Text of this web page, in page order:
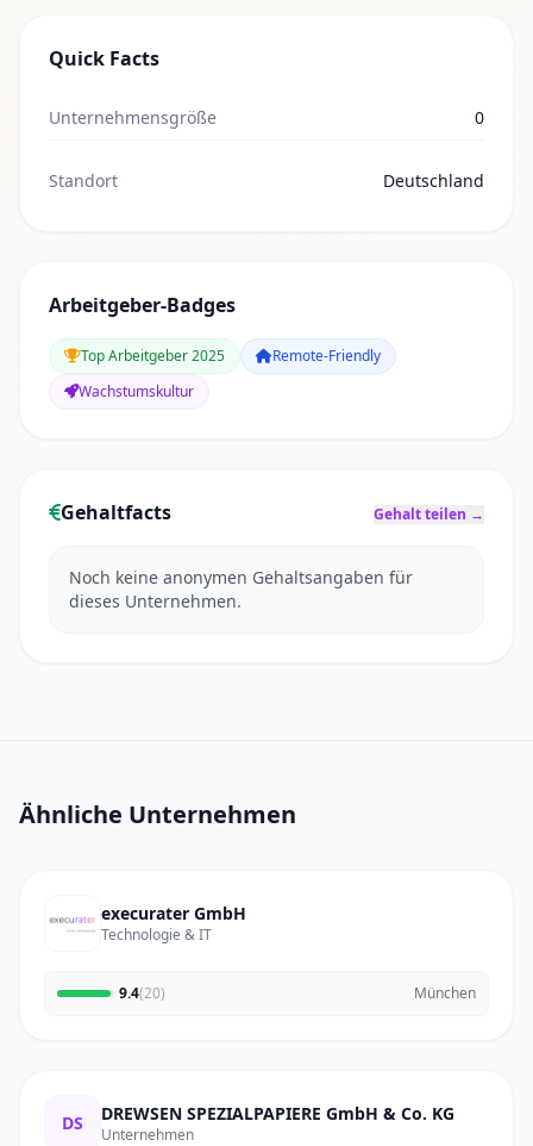
Quick Facts
Unternehmensgröße 0
Standort Deutschland
Arbeitgeber-Badges
Top Arbeitgeber 2025
Remote-Friendly
Wachstumskultur
Gehaltfacts Gehalt teilen →
Noch keine anonymen Gehaltsangaben für
dieses Unternehmen.
Ähnliche Unternehmen
execurater GmbH
Technologie & IT
9.4(20) München
DS DREWSEN SPEZIALPAPIERE GmbH & Co. KG
Unternehmen